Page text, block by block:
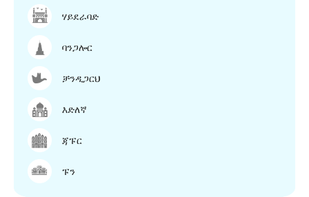
ሃይደራባድ
ባንጋሎር
ቻንዲጋርህ
እድለኛ
ጃፑር
ፑን